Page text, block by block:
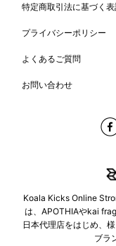
特定商取引法に基づく
プライバシーポリシー
よくあるご質問
お問い合わせ
Koala Kicks Online
は、APOTHIAやkai
日本代理店をはじめ、
ブラ